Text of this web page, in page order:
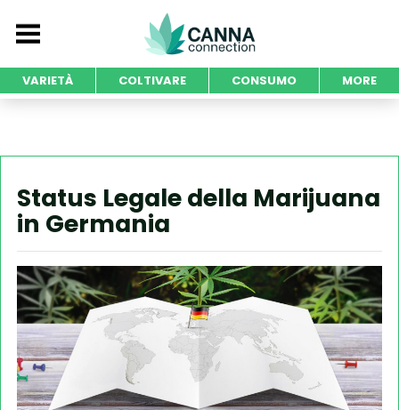
VARIETÀ COLTIVARE CONSUMO MORE
Status Legale della Marijuana
in Germania